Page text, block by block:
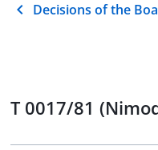
Decisions of the
T 0017/81